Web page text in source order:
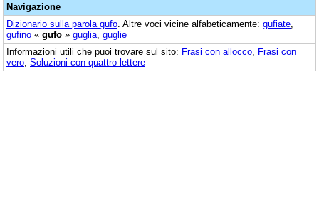
Navigazione
Dizionario sulla parola gufo . Altre voci vicine alfabeticamente: gufiate
gufino « gufo » guglia guglie
Informazioni utili che puoi trovare sul sito: Frasi con allocco Frasi con
vero Soluzioni con quattro lettere